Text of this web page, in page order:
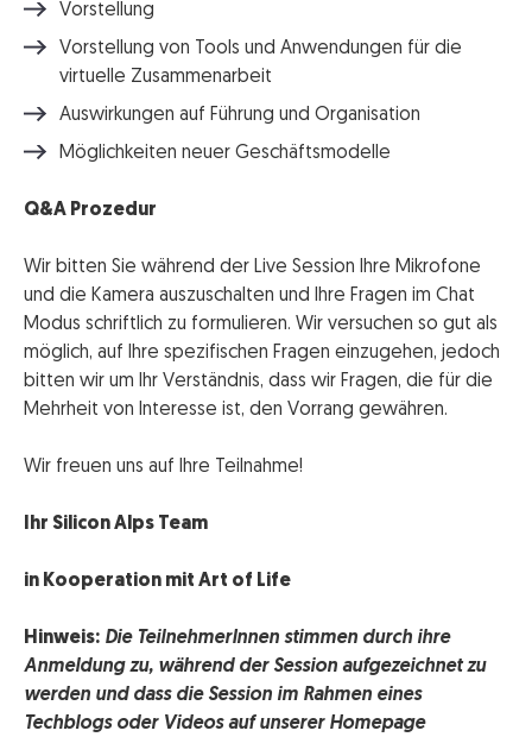
Vorstellung
Vorstellung von Tools und Anwendungen für die
virtuelle Zusammenarbeit
Auswirkungen auf Führung und Organisation
Möglichkeiten neuer Geschäftsmodelle
Q&A Prozedur
Wir bitten Sie während der Live Session Ihre Mikrofone
und die Kamera auszuschalten und Ihre Fragen im Chat
Modus schriftlich zu formulieren. Wir versuchen so gut als
möglich, auf Ihre spezifischen Fragen einzugehen, jedoch
bitten wir um Ihr Verständnis, dass wir Fragen, die für die
Mehrheit von Interesse ist, den Vorrang gewähren.
Wir freuen uns auf Ihre Teilnahme!
Ihr Silicon Alps Team
in Kooperation mit Art of Life
Hinweis: Die TeilnehmerInnen stimmen durch ihre
Anmeldung zu, während der Session aufgezeichnet zu
werden und dass die Session im Rahmen eines
Techblogs oder Videos auf unserer Homepage